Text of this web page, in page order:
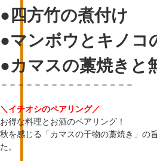
●四方竹の煮付け
●マンボウとキノコ
●カマスの藁焼きと
＝＝＝＝＝＝＝＝＝＝＝＝＝＝＝＝
＼イチオシのペアリング／
お得な料理とお酒のペアリング！
秋を感じる「カマスの干物の藁焼き」の
た。